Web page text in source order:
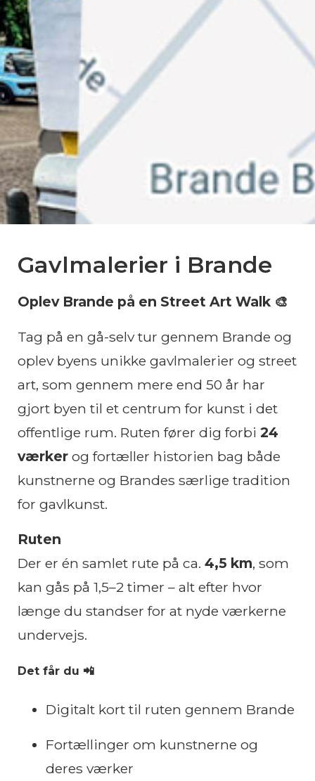
Gavlmalerier i Brande
Oplev Brande på en Street Art Walk 🎨
Tag på en gå-selv tur gennem Brande og
oplev byens unikke gavlmalerier og street
art, som gennem mere end 50 år har
gjort byen til et centrum for kunst i det
offentlige rum. Ruten fører dig forbi 24
værker og fortæller historien bag både
kunstnerne og Brandes særlige tradition
for gavlkunst.
Ruten
Der er én samlet rute på ca. 4,5 km, som
kan gås på 1,5–2 timer – alt efter hvor
længe du standser for at nyde værkerne
undervejs.
Det får du 📲
Digitalt kort til ruten gennem Brande
Fortællinger om kunstnerne og
deres værker